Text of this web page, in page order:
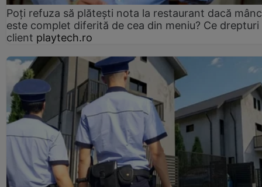
Poți refuza să plătești nota la restaurant dacă
este complet diferită de cea din meniu? Ce drepturi
client playtech.ro